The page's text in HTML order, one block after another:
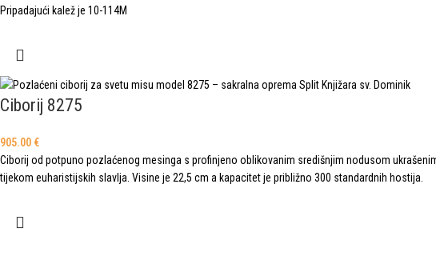
Pripadajući kalež je 10-114M
Ciborij 8275
905.00 €
Ciborij od potpuno pozlaćenog mesinga s profinjeno oblikovanim središnjim nodusom
tijekom euharistijskih slavlja. Visine je 22,5 cm a kapacitet je približno 300 standardnih hostija.